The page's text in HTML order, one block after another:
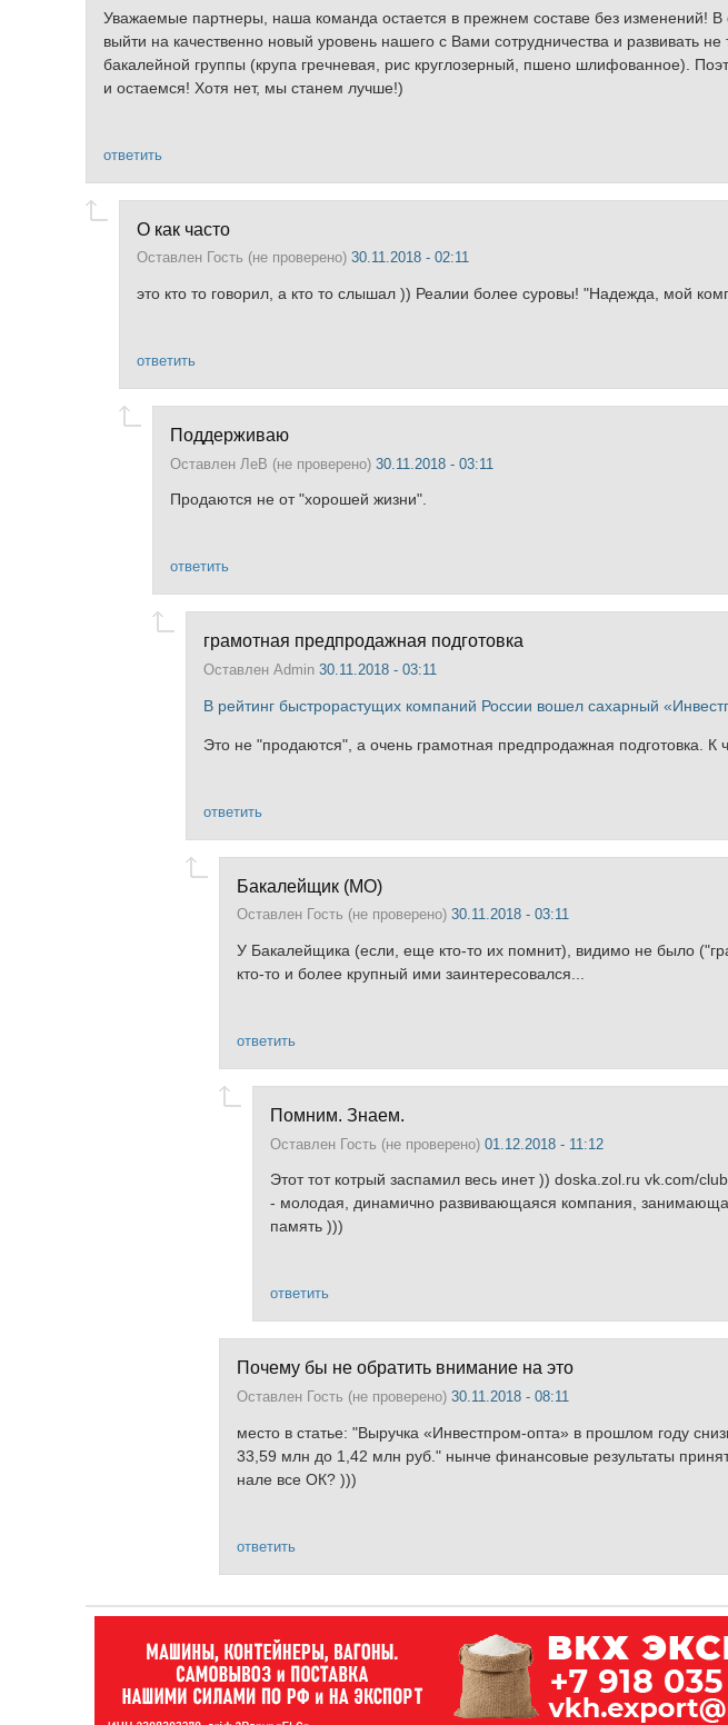
Уважаемые партнеры, наша команда остается в прежнем составе без изменений! В
выйти на качественно новый уровень нашего с Вами сотрудничества и развивать
бакалейной группы (крупа гречневая, рис круглозерный, пшено шлифованное).
и остаемся! Хотя нет, мы станем лучше!)
ответить
О как часто
Оставлен Гость (не проверено) 30.11.2018 - 02:11
это кто то говорил, а кто то слышал )) Реалии более суровы! "Надежда, мой
ответить
Поддерживаю
Оставлен ЛеВ (не проверено) 30.11.2018 - 03:11
Продаются не от "хорошей жизни".
ответить
грамотная предпродажная подготовка
Оставлен Admin 30.11.2018 - 03:11
В рейтинг быстрорастущих компаний России вошел сахарный
Это не "продаются", а очень грамотная предпродажная подготовка. К
ответить
Бакалейщик (МО)
Оставлен Гость (не проверено) 30.11.2018 - 03:11
У Бакалейщика (если, еще кто-то их помнит), видимо не было
кто-то и более крупный ими заинтересовался...
ответить
Помним. Знаем.
Оставлен Гость (не проверено) 01.12.2018 - 11:12
Этот тот котрый заспамил весь инет )) doska.zol.ru vk.com/
- молодая, динамично развивающаяся компания,
память )))
ответить
Почему бы не обратить внимание на это
Оставлен Гость (не проверено) 30.11.2018 - 08:11
место в статье: "Выручка «Инвестпром-опта» в прошлом году
33,59 млн до 1,42 млн руб." нынче финансовые результаты
нале все ОК? )))
ответить